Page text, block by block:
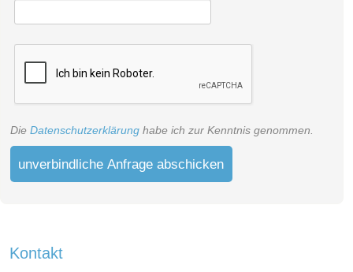
Die Datenschutzerklärung habe ich zur Kenntnis genommen.
unverbindliche Anfrage abschicken
Kontakt